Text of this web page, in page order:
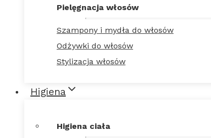
Pielęgnacja włosów
Szampony i mydła do włosów
Odżywki do włosów
Stylizacja włosów
Higiena
Higiena ciała